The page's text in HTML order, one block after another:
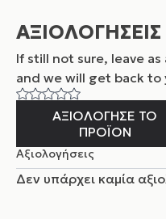
ΑΞΙΟΛΟΓΗΣΕΙΣ
If still not sure, leave
and we will get back to
ΑΞΙΟΛΟΓΗΣΕ ΤΟ
ΠΡΟΪΟΝ
Αξιολογήσεις
Δεν υπάρχει καμία